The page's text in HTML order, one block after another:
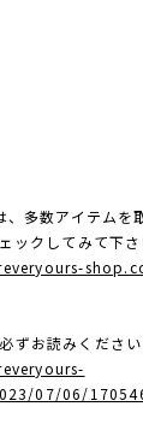
多数アイテムを取
ックしてみて下
ずお読みくださ
07/06/